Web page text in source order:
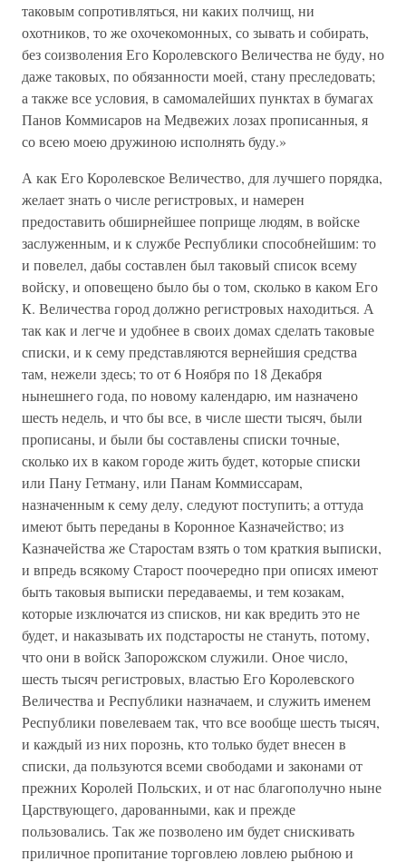
таковым сопротивляться, ни каких полчищ, ни
охотников, то же охочекомонных, со зывать и собирать,
без соизволения Его Королевского Величества не буду, но
даже таковых, по обязанности моей, стану преследовать;
а также все условия, в самомалейших пунктах в бумагах
Панов Коммисаров на Медвежих лозах прописанныя, я
со всею моею дружиною исполнять буду.»
А как Его Королевское Величество, для лучшего порядка,
желает знать о числе регистровых, и намерен
предоставить обширнейшее поприще людям, в войске
заслуженным, и к службе Республики способнейшим: то
и повелел, дабы составлен был таковый список всему
войску, и оповещено было бы о том, сколько в каком Его
К. Величества город должно регистровых находиться. А
так как и легче и удобнее в своих домах сделать таковые
списки, и к сему представляются вернейшия средства
там, нежели здесь; то от 6 Ноября по 18 Декабря
нынешнего года, по новому календарю, им назначено
шесть недель, и что бы все, в числе шести тысяч, были
прописаны, и были бы составлены списки точные,
сколько их в каком городе жить будет, которые списки
или Пану Гетману, или Панам Коммиссарам,
назначенным к сему делу, следуют поступить; а оттуда
имеют быть переданы в Коронное Казначейство; из
Казначейства же Старостам взять о том краткия выписки,
и впредь всякому Старост поочередно при описях имеют
быть таковыя выписки передаваемы, и тем козакам,
которые изключатся из списков, ни как вредить это не
будет, и наказывать их подстаросты не стануть, потому,
что они в войск Запорожском служили. Оное число,
шесть тысяч регистровых, властью Его Королевского
Величества и Республики назначаем, и служить именем
Республики повелеваем так, что все вообще шесть тысяч,
и каждый из них порознь, кто только будет внесен в
списки, да пользуются всеми свободами и законами от
прежних Королей Польских, и от нас благополучно ныне
Царствующего, дарованными, как и прежде
пользовались. Так же позволено им будет снискивать
приличное пропитание торговлею ловлею рыбною и